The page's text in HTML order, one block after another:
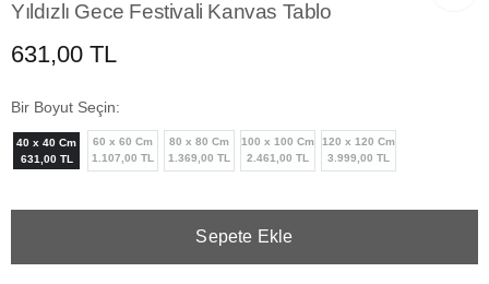
Yıldızlı Gece Festivali Kanvas Tablo
631,00 TL
Bir Boyut Seçin:
40 x 40 Cm
631,00 TL
60 x 60 Cm
1.107,00 TL
80 x 80 Cm
1.369,00 TL
100 x 100 Cm
2.461,00 TL
120 x 120 Cm
3.999,00 TL
Sepete Ekle